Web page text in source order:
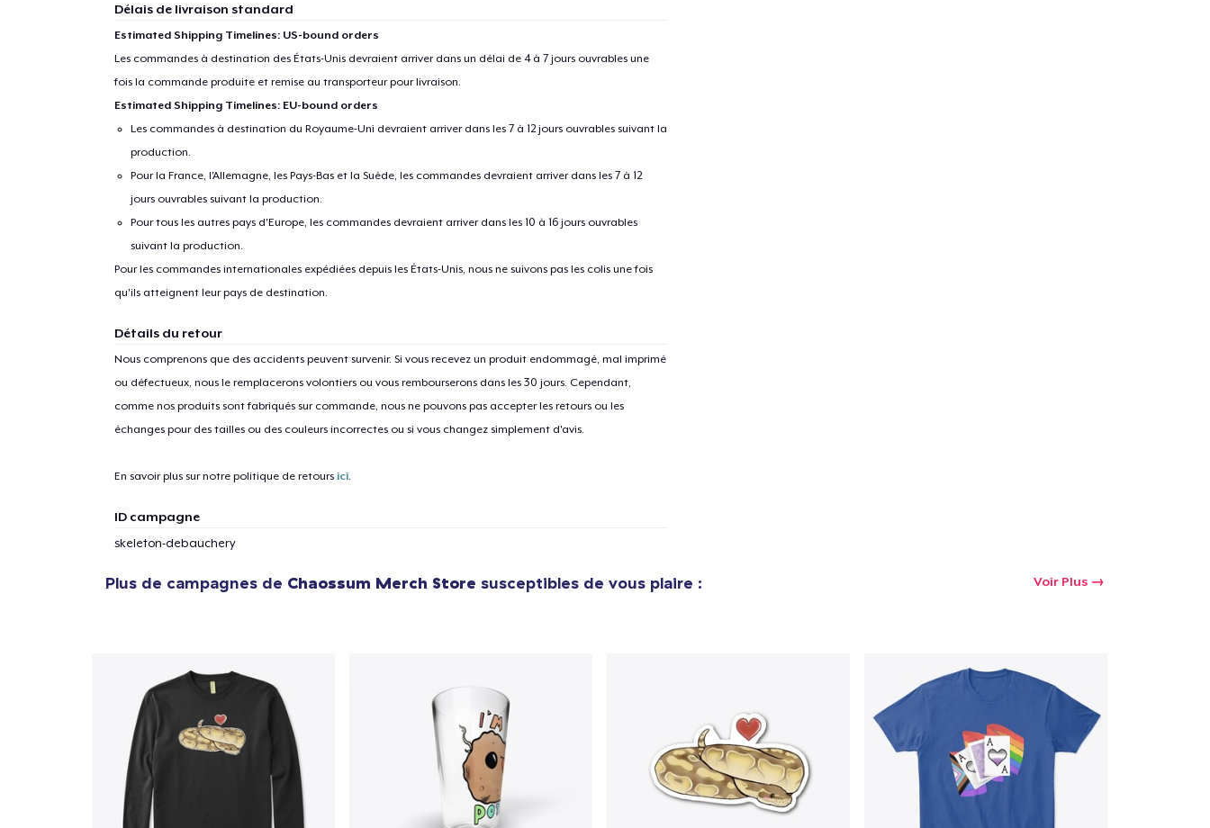
Délais de livraison standard
Estimated Shipping Timelines: US-bound orders
Les commandes à destination des États-Unis devraient arriver dans un délai de 4 à 7 jours ouvrables une
fois la commande produite et remise au transporteur pour livraison.
Estimated Shipping Timelines: EU-bound orders
Les commandes à destination du Royaume-Uni devraient arriver dans les 7 à 12 jours ouvrables suivant la
production.
Pour la France, l'Allemagne, les Pays-Bas et la Suède, les commandes devraient arriver dans les 7 à 12
jours ouvrables suivant la production.
Pour tous les autres pays d'Europe, les commandes devraient arriver dans les 10 à 16 jours ouvrables
suivant la production.
Pour les commandes internationales expédiées depuis les États-Unis, nous ne suivons pas les colis une fois
qu'ils atteignent leur pays de destination.
Détails du retour
Nous comprenons que des accidents peuvent survenir. Si vous recevez un produit endommagé, mal imprimé
ou défectueux, nous le remplacerons volontiers ou vous rembourserons dans les 30 jours. Cependant,
comme nos produits sont fabriqués sur commande, nous ne pouvons pas accepter les retours ou les
échanges pour des tailles ou des couleurs incorrectes ou si vous changez simplement d'avis.
En savoir plus sur notre politique de retours ici.
ID campagne
skeleton-debauchery
Plus de campagnes de Chaossum Merch Store susceptibles de vous plaire : Voir Plus
1article ajouté au Panier
5,99 $US
Comfort Tee
20,99 $US